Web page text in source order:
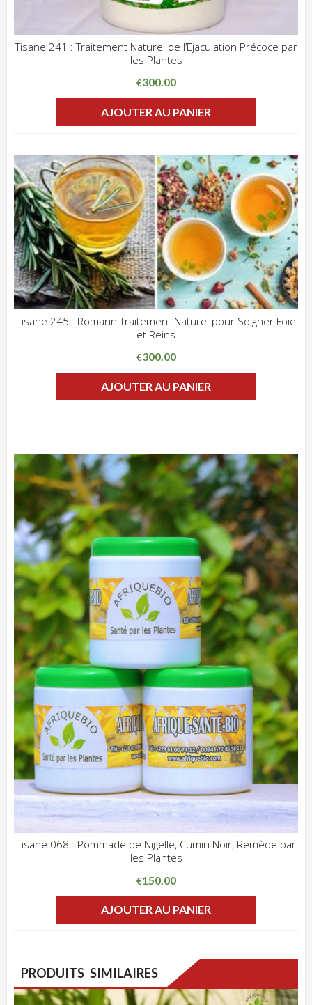
Tisane 241 : Traitement Naturel de l’Ejaculation Précoce par
les Plantes
€300.00
AJOUTER AU PANIER
Tisane 245 : Romarin Traitement Naturel pour Soigner Foie
et Reins
€300.00
AJOUTER AU PANIER
Tisane 068 : Pommade de Nigelle, Cumin Noir, Remède par
les Plantes
€150.00
AJOUTER AU PANIER
PRODUITS SIMILAIRES